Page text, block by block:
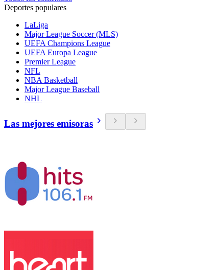
Deportes populares
LaLiga
Major League Soccer (MLS)
UEFA Champions League
UEFA Europa League
Premier League
NFL
NBA Basketball
Major League Baseball
NHL
Las mejores emisoras